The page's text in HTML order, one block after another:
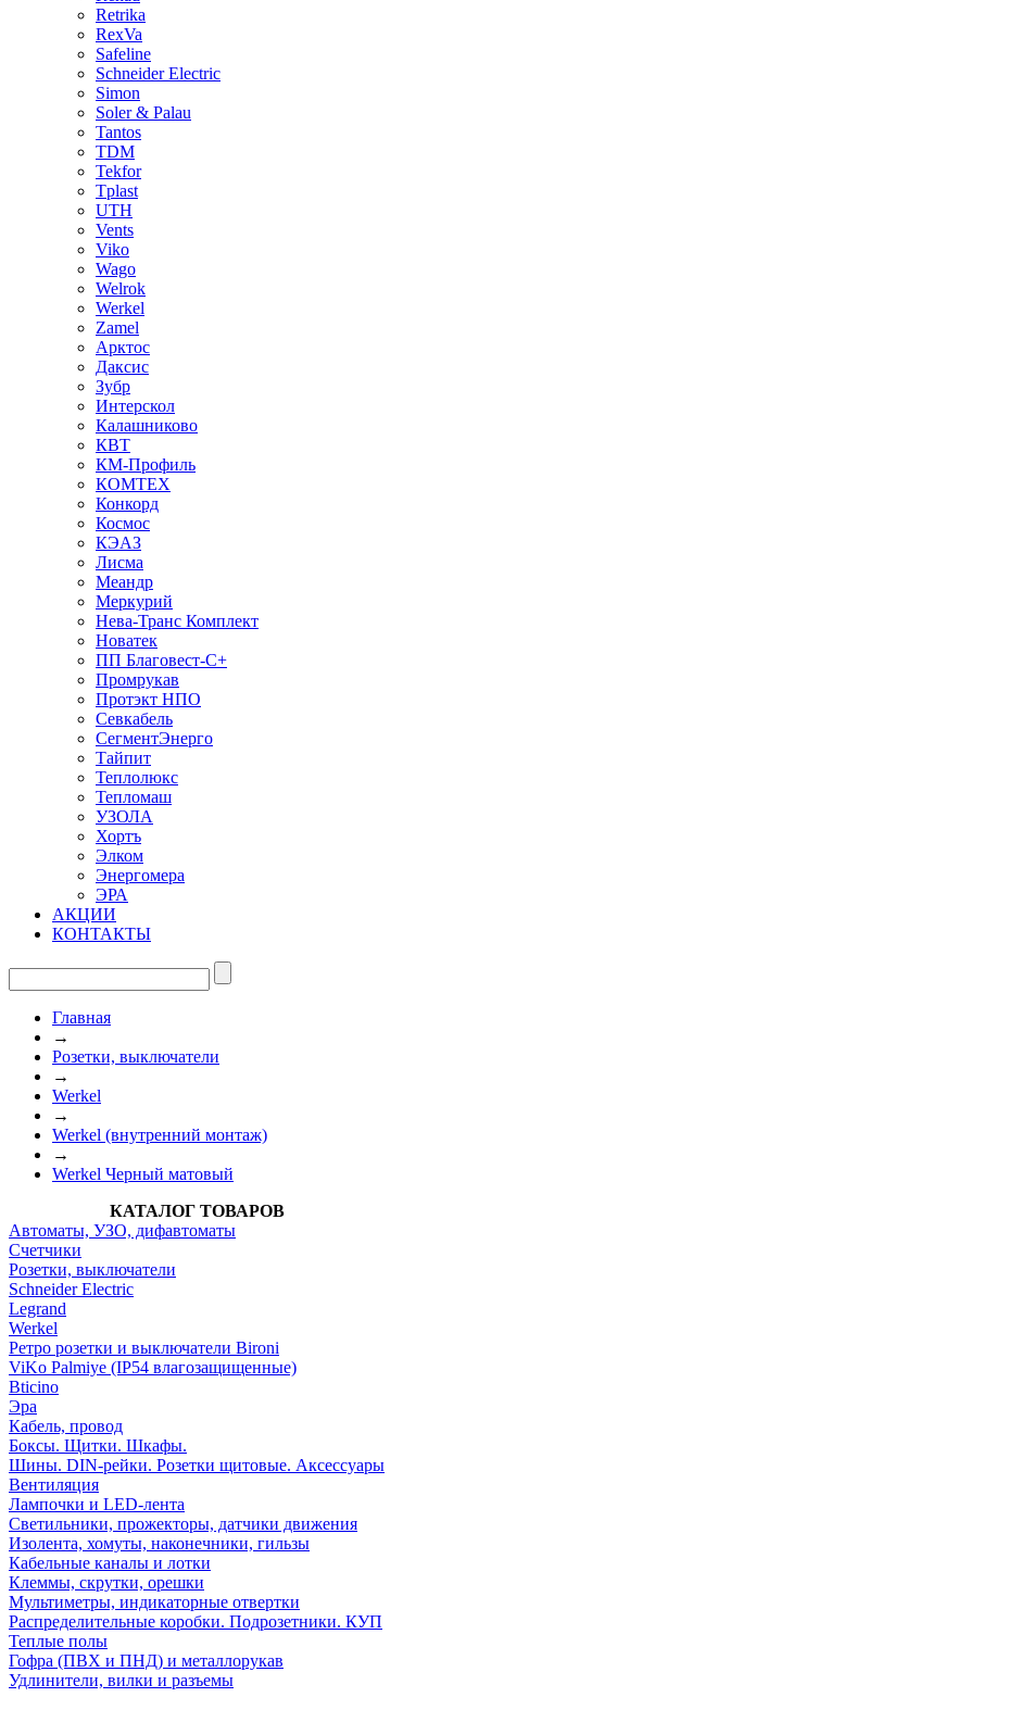
Retrika
RexVa
Safeline
Schneider Electric
Simon
Soler & Palau
Tantos
TDM
Tekfor
Tplast
UTH
Vents
Viko
Wago
Welrok
Werkel
Zamel
Арктос
Даксис
Зубр
Интерскол
Калашниково
КВТ
КМ-Профиль
КОМТЕХ
Конкорд
Космос
КЭАЗ
Лисма
Меандр
Меркурий
Нева-Транс Комплект
Новатек
ПП Благовест-С+
Промрукав
Протэкт НПО
Севкабель
СегментЭнерго
Тайпит
Теплолюкс
Тепломаш
УЗОЛА
Хортъ
Элком
Энергомера
ЭРА
АКЦИИ
КОНТАКТЫ
Главная
→
Розетки, выключатели
→
Werkel
→
Werkel (внутренний монтаж)
→
Werkel Черный матовый
КАТАЛОГ ТОВАРОВ
Автоматы, УЗО, дифавтоматы
Счетчики
Розетки, выключатели
Schneider Electric
Legrand
Werkel
Ретро розетки и выключатели Bironi
ViKo Palmiye (IP54 влагозащищенные)
Bticino
Эра
Кабель, провод
Боксы. Щитки. Шкафы.
Шины. DIN-рейки. Розетки щитовые. Аксессуары
Вентиляция
Лампочки и LED-лента
Светильники, прожекторы, датчики движения
Изолента, хомуты, наконечники, гильзы
Кабельные каналы и лотки
Клеммы, скрутки, орешки
Мультиметры, индикаторные отвертки
Распределительные коробки. Подрозетники. КУП
Теплые полы
Гофра (ПВХ и ПНД) и металлорукав
Удлинители, вилки и разъемы